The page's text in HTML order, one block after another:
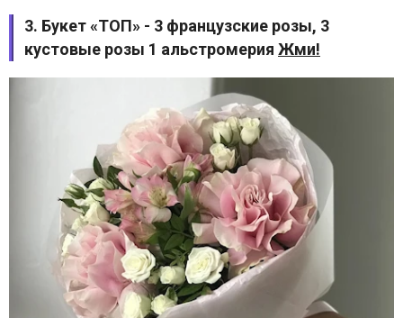
3. Букет «ТОП» - 3 французские розы, 3
кустовые розы 1 альстромерия Жми!